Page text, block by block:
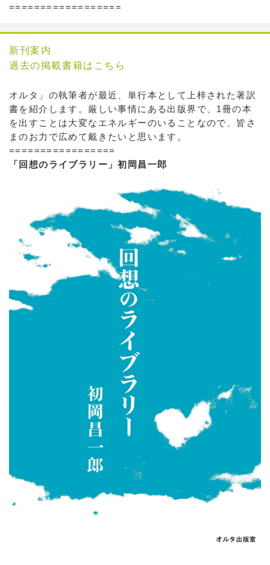
==================
新刊案内
過去の掲載書籍はこちら
オルタ」の執筆者が最近、単行本として上梓された著訳
書を紹介します。厳しい事情にある出版界で、1冊の本
を出すことは大変なエネルギーのいることなので、皆さ
まのお力で広めて戴きたいと思います。
=================
「回想のライブラリー」初岡昌一郎